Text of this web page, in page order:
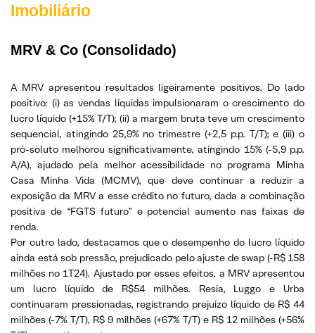
Imobiliário
MRV & Co (Consolidado)
A MRV apresentou resultados ligeiramente positivos. Do lado
positivo: (i) as vendas líquidas impulsionaram o crescimento do
lucro líquido (+15% T/T); (ii) a margem bruta teve um crescimento
sequencial, atingindo 25,9% no trimestre (+2,5 p.p. T/T); e (iii) o
pró-soluto melhorou significativamente, atingindo 15% (-5,9 p.p.
A/A), ajudado pela melhor acessibilidade no programa Minha
Casa Minha Vida (MCMV), que deve continuar a reduzir a
exposição da MRV a esse crédito no futuro, dada a combinação
positiva de “FGTS futuro” e potencial aumento nas faixas de
renda.
Por outro lado, destacamos que o desempenho do lucro líquido
ainda está sob pressão, prejudicado pelo ajuste de swap (-R$ 158
milhões no 1T24). Ajustado por esses efeitos, a MRV apresentou
um lucro líquido de R$54 milhões. Resia, Luggo e Urba
continuaram pressionadas, registrando prejuízo líquido de R$ 44
milhões (-7% T/T), R$ 9 milhões (+67% T/T) e R$ 12 milhões (+56%